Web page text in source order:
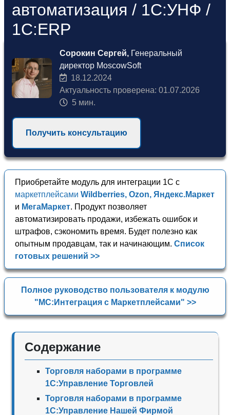
автоматизация / 1С:УНФ /
1С:ERP
Сорокин Сергей, Генеральный
директор MoscowSoft
18.12.2024
Актуальность проверена: 01.07.2026
5 мин.
Получить консультацию
Приобретайте модуль для интеграции 1С с
маркетплейсами Wildberries, Ozon, Яндекс.Маркет
и МегаМаркет. Продукт позволяет
автоматизировать продажи, избежать ошибок и
штрафов, сэкономить время. Будет полезно как
опытным продавцам, так и начинающим. Список
готовых решений >>
Полное руководство пользователя к модулю
"МС:Интеграция с Маркетплейсами" >>
Содержание
Торговля наборами в программе
1С:Управление Торговлей
Торговля наборами в программе
1С:Управление Нашей Фирмой